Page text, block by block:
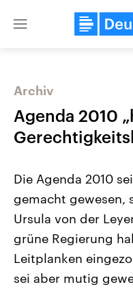
Close
Landtagswahl Sachsen-
Alle Informationen
Sachsen-Anhalt wählt am
September 2026 einen
Archiv
Agenda 2010
Die Agenda 2010
gemacht gewesen,
Ursula von der
grüne Regierung
Leitplanken
sei aber mutig